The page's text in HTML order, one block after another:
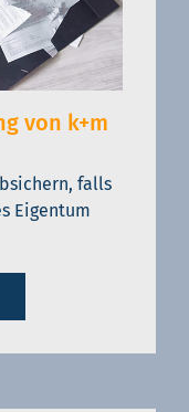
von k+m
falls
Eigentum